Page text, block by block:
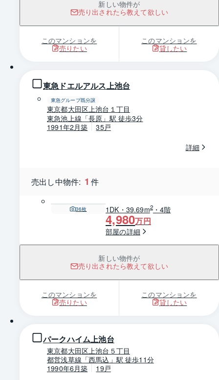
新しい物件が
売り出されたら教えて欲しい
このマンションを
売りたい
このマンションを
貸したい
東急ドエルアルス上池台
東急グループ既分譲
東京都大田区上池台１丁目
東急池上線「長原」駅 徒歩3分
1991年2月築
35戸
詳細
売出し中物件: 1 件
36枚 1DK・39.69m2・4階
4,980万円
部屋の詳細
新しい物件が
売り出されたら教えて欲しい
このマンションを
売りたい
このマンションを
貸したい
パークハイム上池台
東京都大田区上池台５丁目
都営浅草線「西馬込」駅 徒歩11分
1990年6月築
19戸